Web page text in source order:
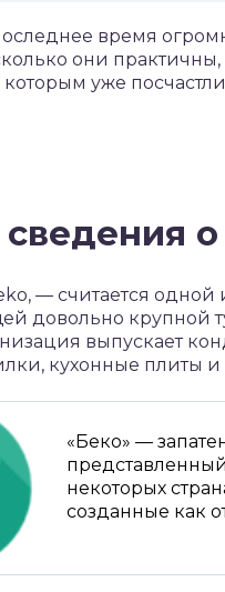
время
они
которым уже
о
— считается
довольно крупной
выпускает
кухонные плиты и
«Беко» —
некоторых
созданные как